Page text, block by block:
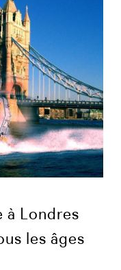
à Londres
les âges